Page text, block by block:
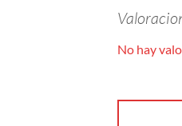
No hay